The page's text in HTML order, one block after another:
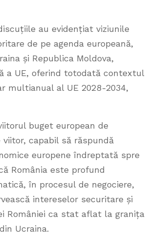
au evidențiat viziunile
de pe agenda europeană,
și Republica Moldova,
a UE, oferind totodată contextul
multianual al UE 2028-2034,
buget european de
capabil să răspundă
europene îndreptată spre
România este profund
în procesul de negociere,
intereselor securitare și
României ca stat aflat la granița
Ucraina.